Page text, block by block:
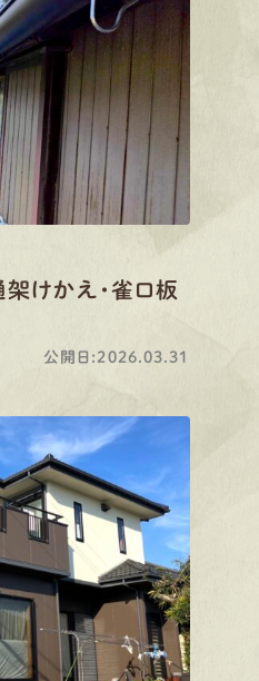
けかえ・雀口板
公開日:2026.03.31